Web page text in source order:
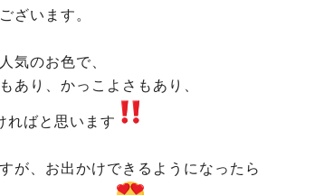
ざいます。
気のお色で、
あり、かっこよさもあり、
ればと思います
が、お出かけできるようになったら